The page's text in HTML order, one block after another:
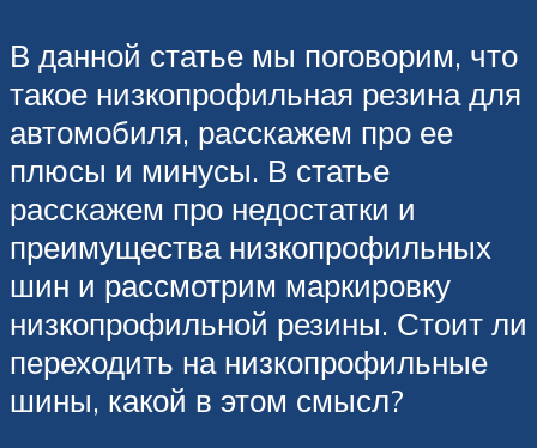
В данной статье мы поговорим, что
такое низкопрофильная резина для
автомобиля, расскажем про ее
плюсы и минусы. В статье
расскажем про недостатки и
преимущества низкопрофильных
шин и рассмотрим маркировку
низкопрофильной резины. Стоит ли
переходить на низкопрофильные
шины, какой в этом смысл?